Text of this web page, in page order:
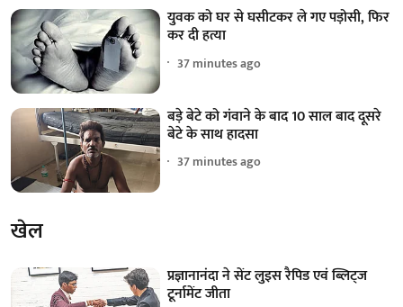
युवक को घर से घसीटकर ले गए पड़ोसी, फिर
कर दी हत्या
37 minutes ago
बड़े बेटे को गंवाने के बाद 10 साल बाद दूसरे
बेटे के साथ हादसा
37 minutes ago
खेल
प्रज्ञानानंदा ने सेंट लुइस रैपिड एवं ब्लिट्ज
टूर्नामेंट जीता